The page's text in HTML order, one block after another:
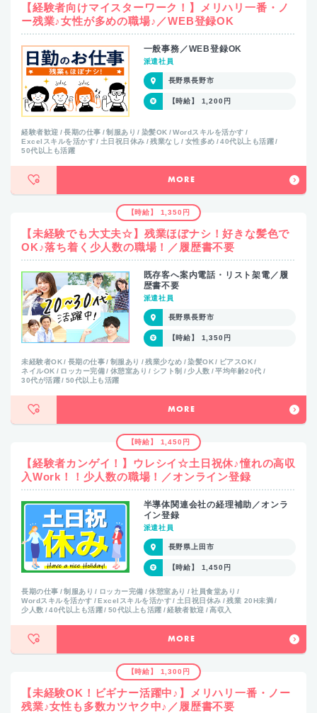
【経験者向けマイスターワーク！】メリハリ一番・ノ
ー残業♪女性が多めの職場♪／WEB登録OK
一般事務／WEB登録OK
派遣社員
長野県長野市
【時給】 1,200円
経験者歓迎 長期の仕事 制服あり 染髪OK
Wordスキルを活かす
Excelスキルを活かす
土日祝日休み 残業なし 女性多め
40代以上も活躍
50代以上も活躍
MORE
【時給】 1,350円
【未経験でも大丈夫☆】残業ほぼナシ！好きな髪色で
OK♪落ち着く少人数の職場！／履歴書不要
既存客へ案内電話・リスト架電／履
歴書不要
派遣社員
長野県長野市
【時給】 1,350円
未経験者OK 長期の仕事 制服あり 残業少なめ 染髪OK
ピアスOK
ネイルOK
ロッカー完備 休憩室あり シフト制 少人数
平均年齢20代
30代が活躍
50代以上も活躍
MORE
【時給】 1,450円
【経験者カンゲイ！】ウレシイ☆土日祝休♪憧れの高収
入Work！！少人数の職場！／オンライン登録
半導体関連会社の経理補助／オンラ
イン登録
派遣社員
長野県上田市
【時給】 1,450円
長期の仕事 制服あり ロッカー完備 休憩室あり
社員食堂あり
Wordスキルを活かす
Excelスキルを活かす 土日祝日休み
残業 20H未満
少人数
40代以上も活躍 50代以上も活躍 経験者歓迎 高収入
MORE
【時給】 1,300円
【未経験OK！ビギナー活躍中♪】メリハリ一番・ノー
残業♪女性も多数カツヤク中♪／履歴書不要